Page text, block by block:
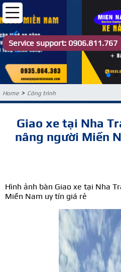
Service support: 0906.811.767
Home > Công trình
Giao xe tại Nha
nâng người Miền
Hình ảnh bàn Giao xe tại Nha
Miền Nam uy tín giá rẻ